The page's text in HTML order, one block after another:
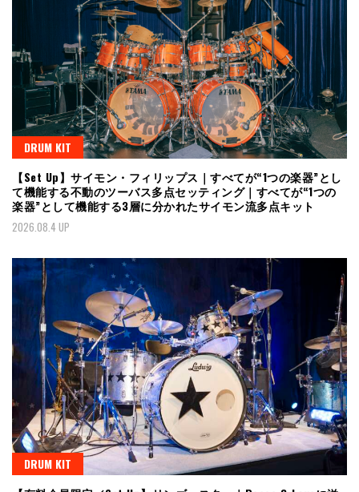
DRUM KIT
【Set Up】サイモン・フィリップス｜すべてが“1つの楽器”とし
て機能する不動のツーバス多点セッティング｜すべてが“1つの
楽器”として機能する3層に分かれたサイモン流多点キット
2026.08.4 UP
DRUM KIT